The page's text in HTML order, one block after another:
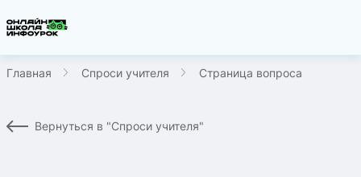
Главная Спроси учителя Страница вопроса
Вернуться в "Спроси учителя"